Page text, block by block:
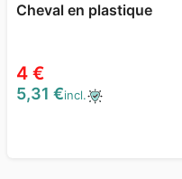
Cheval en plastique
4 €
5,31 €incl.